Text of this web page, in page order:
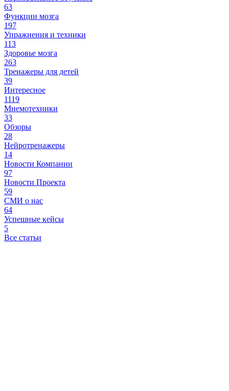
63
Функции мозга
197
Упражнения и техники
113
Здоровье мозга
263
Тренажеры для детей
39
Интересное
1119
Мнемотехники
33
Обзоры
28
Нейротренажеры
14
Новости Компании
97
Новости Проекта
59
СМИ о нас
64
Успешные кейсы
5
Все статьи